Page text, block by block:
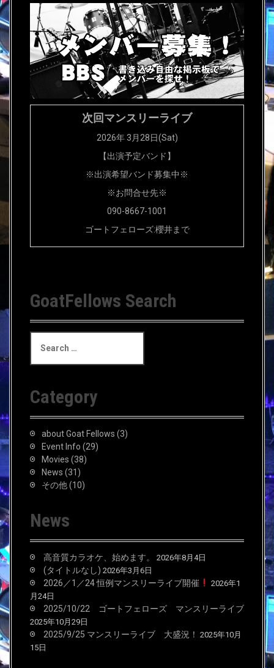
次回マンスリーライブ
2026年 3月28日(Sat)
【出演予定バンド】
※出演希望バンド募集中※
※お問合せ先※
090-8667-1001
ゴートフェローズ:櫻井まで
GoatFellows Search
a
c
h
f
Category
about Goat Fellows (3)
Event Info (29)
Movies (38)
News (31)
その他(10)
News
高音質カラオケ、始めます。 2026年8月4日
(タイトルなし) 2026年3月6日
2026／1／24 恒例マンスリーライブ開催
2026年1
月24日
2025/10/22 ゴートフェローズ マンスリーライブ
2025年10月29日
2025/9/25 マンスリーライブ 大盛況！ 2025年10月
15日